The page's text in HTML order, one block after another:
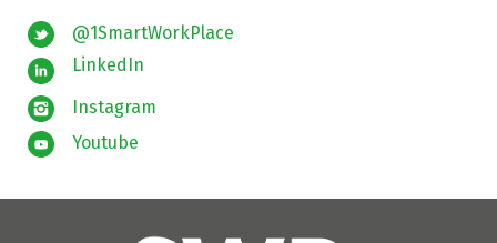
@1SmartWorkPlace
LinkedIn
Instagram
Youtube